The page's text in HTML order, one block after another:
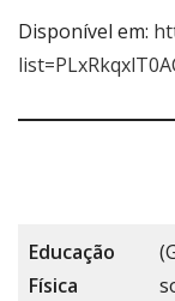
Disponível em:
Educação
Física